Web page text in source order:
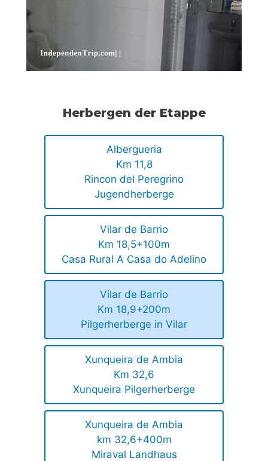
Herbergen der Etappe
Albergueria
Km 11,8
Rincon del Peregrino
Jugendherberge
Vilar de Barrio
Km 18,5+100m
Casa Rural A Casa do Adelino
Vilar de Barrio
Km 18,9+200m
Pilgerherberge in Vilar
Xunqueira de Ambia
Km 32,6
Xunqueira Pilgerherberge
Xunqueira de Ambia
km 32,6+400m
Miraval Landhaus